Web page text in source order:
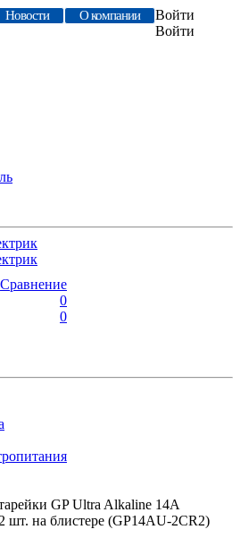
Новости О компании
Войти
Войти
Сравнение
0
0
GP Ultra Alkaline 14А
шт. на блистере (GP14AU-2CR2)